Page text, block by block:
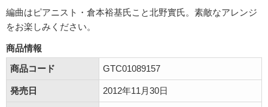
編曲はピアニスト・倉本裕基氏こと北野實氏。素敵なアレンジ
をお楽しみください。
商品情報
商品コード
GTC01089157
発売日 2012年11月30日